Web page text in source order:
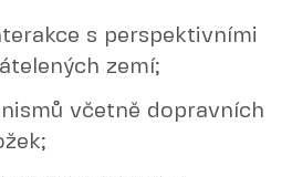
s perspektivními
zemí;
včetně dopravních